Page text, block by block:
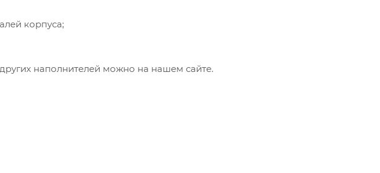
корпуса;
наполнителей можно на нашем сайте.